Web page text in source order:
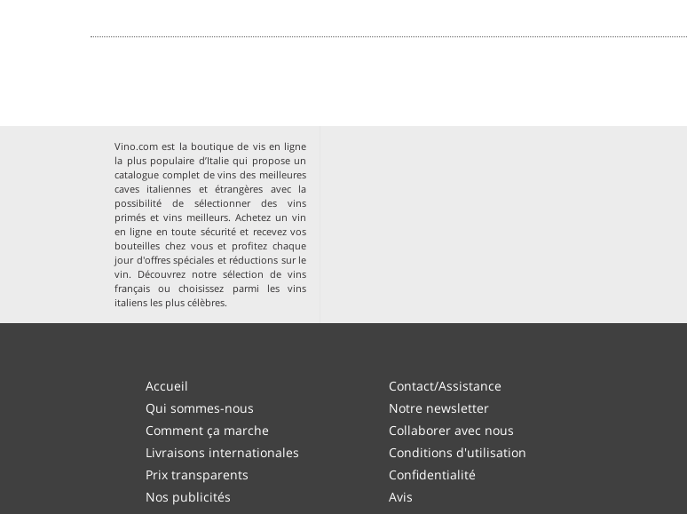
Vino.com est la boutique de vis en ligne
la plus populaire d’Italie qui propose un
catalogue complet de vins des meilleures
caves italiennes et étrangères avec la
possibilité de sélectionner des vins
primés et vins meilleurs. Achetez un vin
en ligne en toute sécurité et recevez vos
bouteilles chez vous et profitez chaque
jour d'offres spéciales et réductions sur le
vin. Découvrez notre sélection devins
français ou choisissez parmi lesvins
italiens les plus célèbres.
Accueil
Qui sommes-nous
Comment ça marche
Livraisons internationales
Prix transparents
Nos publicités
Contact/Assistance
Notre newsletter
Collaborer avec nous
Conditions d'utilisation
Confidentialité
Avis